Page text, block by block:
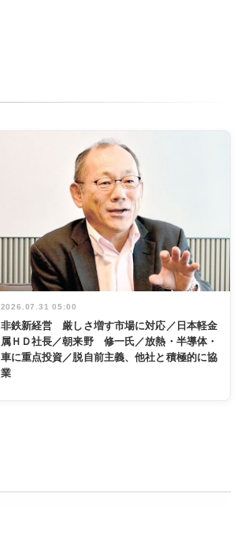
2026.07.31 05:00
非鉄新経営 厳しさ増す市場に対応／日本軽金
属ＨＤ社長／朝来野 修一氏／放熱・半導体・
車に重点投資／脱自前主義、他社と積極的に協
業